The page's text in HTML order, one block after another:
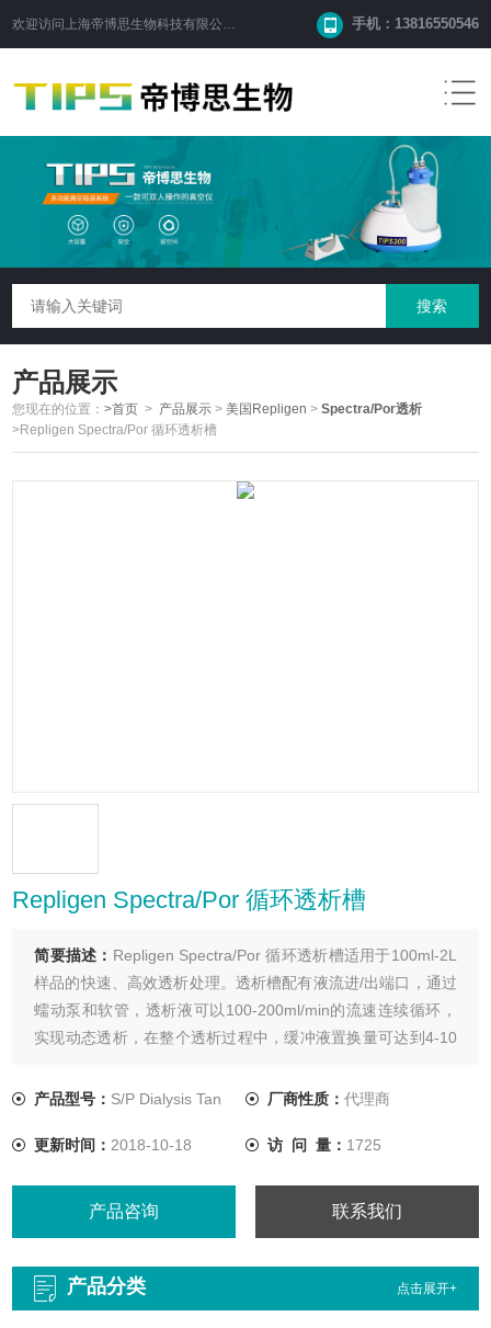
欢迎访问 上海帝博思生物科技有限公司 手机：13816550546
产品展示
您现在的位置：>首页 > 产品展示 >美国Repligen >Spectra/Por透析
>Repligen Spectra/Por 循环透析槽
Repligen Spectra/Por 循环透析槽
简要描述： Repligen Spectra/Por 循环透析槽适用于100ml-2L
样品的快速、高效透析处理。透析槽配有液流进/出端口，通过
蠕动泵和软管，透析液可以100-200ml/min的流速连续循环，
实现动态透析，在整个透析过程中，缓冲液置换量可达到4-10
水平。
产品型号： S/P Dialysis Tan 厂商性质： 代理商
更新时间： 2018-10-18 访 问 量： 1725
产品咨询 联系我们
产品分类 点击展开+